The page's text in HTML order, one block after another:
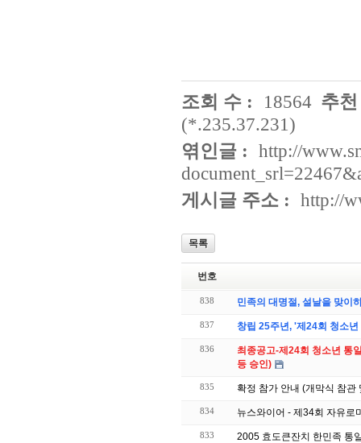
조회 수 : 18564 추
(*.235.37.231)
엮인글 : http://
게시글 주소 : http://
목록
번호
838 민족의 대명절, 설날을 맞이
837 창립 25주년, '제24회 청소
836
최종공고-제24회 청소년 통
등 승인)
835 확정 참가 안내 (개막식 참관
834 뉴스와이어 - 제34회 자유로
833 2005 효도큰잔치 한민족 통